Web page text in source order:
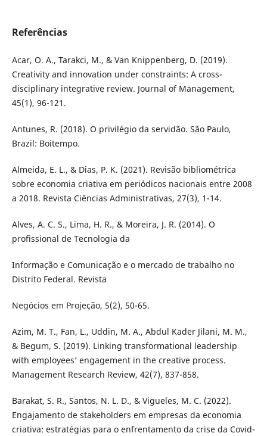
Referências
Acar, O. A., Tarakci, M., & Van Knippenberg, D. (2019).
Creativity and innovation under constraints: A cross-
disciplinary integrative review. Journal of Management,
45(1), 96-121.
Antunes, R. (2018). O privilégio da servidão. São Paulo,
Brazil: Boitempo.
Almeida, E. L., & Dias, P. K. (2021). Revisão bibliométrica
sobre economia criativa em periódicos nacionais entre 2008
a 2018. Revista Ciências Administrativas, 27(3), 1-14.
Alves, A. C. S., Lima, H. R., & Moreira, J. R. (2014). O
profissional de Tecnologia da
Informação e Comunicação e o mercado de trabalho no
Distrito Federal. Revista
Negócios em Projeção, 5(2), 50-65.
Azim, M. T., Fan, L., Uddin, M. A., Abdul Kader Jilani, M. M.,
& Begum, S. (2019). Linking transformational leadership
with employees’ engagement in the creative process.
Management Research Review, 42(7), 837-858.
Barakat, S. R., Santos, N. L. D., & Vigueles, M. C. (2022).
Engajamento de stakeholders em empresas da economia
criativa: estratégias para o enfrentamento da crise da Covid-